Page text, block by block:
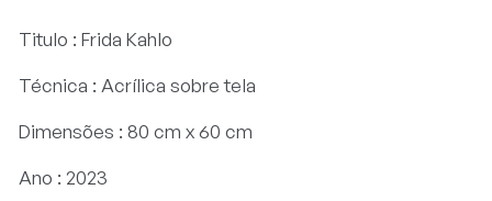
Titulo : Frida Kahlo
Técnica : Acrílica sobre tela
Dimensões : 80 cm x 60 cm
Ano : 2023